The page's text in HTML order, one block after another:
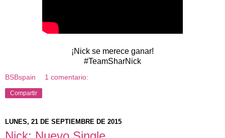
¡Nick se merece ganar!
#TeamSharNick
BSBspain 1 comentario:
Compartir
LUNES, 21 DE SEPTIEMBRE DE 2015